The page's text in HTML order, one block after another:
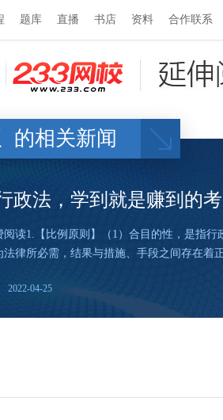
题库 直播 书店 资料 合作联系
的相关新闻
政法，学到就是赚到的
阅读1.【比例原则】（1）合目的性，是指
法律所必需，结果与措施、手段之间存在着
2022-04-25